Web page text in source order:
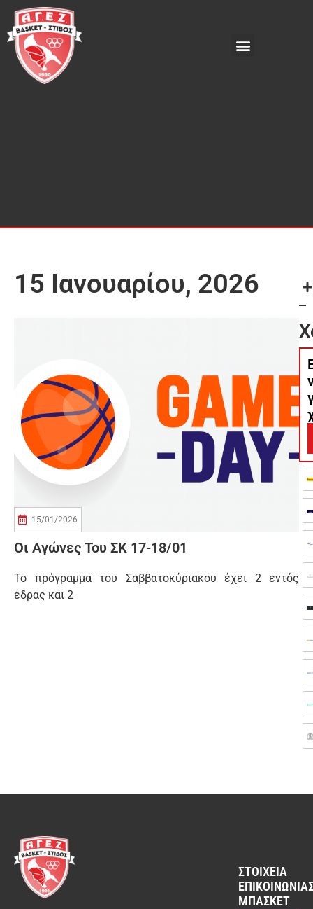
15 Ιανουαρίου, 2026
15/01/2026
Οι Αγώνες Του ΣΚ 17-18/01
Το πρόγραμμα του Σαββατοκύριακου έχει 2 εντός
έδρας και 2
ΣΤΟΙΧΕΊΑ
ΜΠΆΣΚΕΤ